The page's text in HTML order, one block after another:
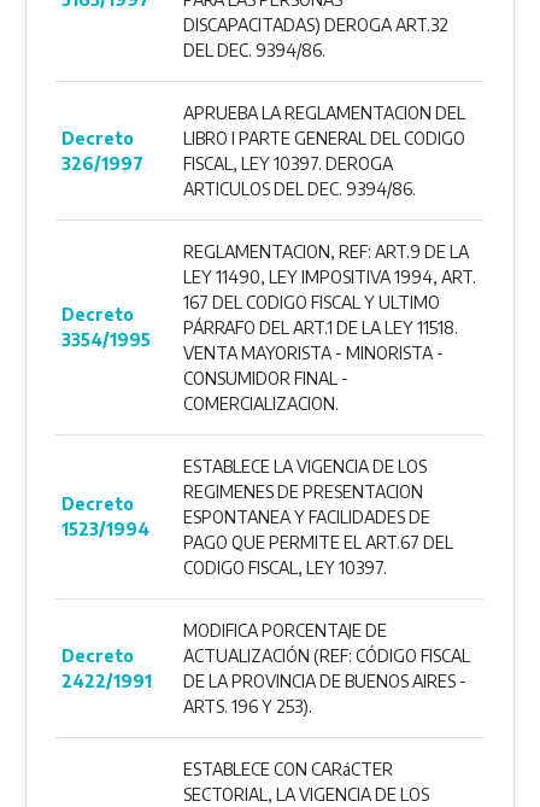
DISCAPACITADAS) DEROGA ART.32
DEL DEC. 9394/86.
Decreto
326/1997
APRUEBA LA REGLAMENTACION DEL
LIBRO I PARTE GENERAL DEL CODIGO
FISCAL, LEY 10397. DEROGA
ARTICULOS DEL DEC. 9394/86.
Decreto
3354/1995
REGLAMENTACION, REF: ART.9 DE LA
LEY 11490, LEY IMPOSITIVA 1994, ART.
167 DEL CODIGO FISCAL Y ULTIMO
PÁRRAFO DEL ART.1 DE LA LEY 11518.
VENTA MAYORISTA - MINORISTA -
CONSUMIDOR FINAL -
COMERCIALIZACION.
Decreto
1523/1994
ESTABLECE LA VIGENCIA DE LOS
REGIMENES DE PRESENTACION
ESPONTANEA Y FACILIDADES DE
PAGO QUE PERMITE EL ART.67 DEL
CODIGO FISCAL, LEY 10397.
Decreto
2422/1991
MODIFICA PORCENTAJE DE
ACTUALIZACIÓN (REF: CÓDIGO FISCAL
DE LA PROVINCIA DE BUENOS AIRES -
ARTS. 196 Y 253).
ESTABLECE CON CARáCTER
SECTORIAL, LA VIGENCIA DE LOS